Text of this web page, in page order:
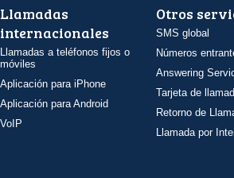
Llamadas
internacionales
Llamadas a teléfonos fijos o
móviles
Aplicación para iPhone
Aplicación para Android
VoIP
Otros
SMS global
Números
Answering
Tarjeta de
Retorno de
Llamada por